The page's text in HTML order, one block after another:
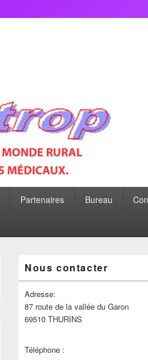
Partenaires Bureau
Nous contacter
Adresse:
87 route de la vallée du Garon
69510 THURINS
Téléphone :